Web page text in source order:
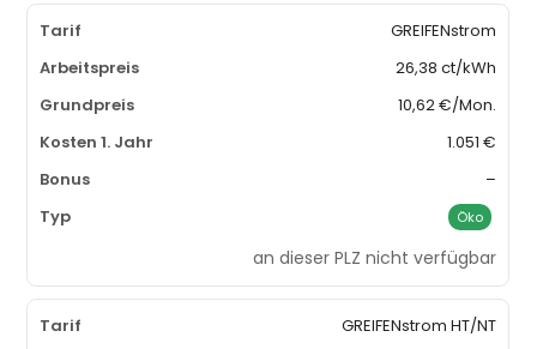
GREIFENstrom
26,38 ct/kWh
10,62 €/Mon.
1.051 €
–
Öko
an dieser PLZ nicht verfügbar
GREIFENstrom HT/NT